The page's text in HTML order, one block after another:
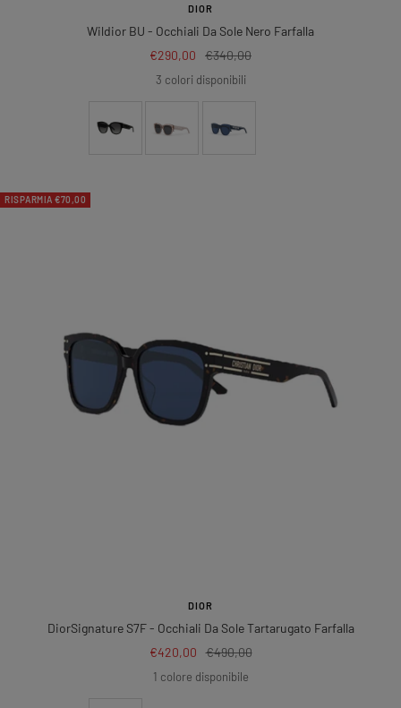
DIOR
Wildior BU - Occhiali Da Sole Nero Farfalla
Prezzo
di
€290,00
Prezzo
regolare
€340,00
3 colori disponibili
RISPARMIA €70,00
DIOR
DiorSignature S7F- Occhiali Da Sole Tartarugato Farfalla
Prezzo
di
€420,00 Prezzo
regolare
€490,00
1 colore disponibile